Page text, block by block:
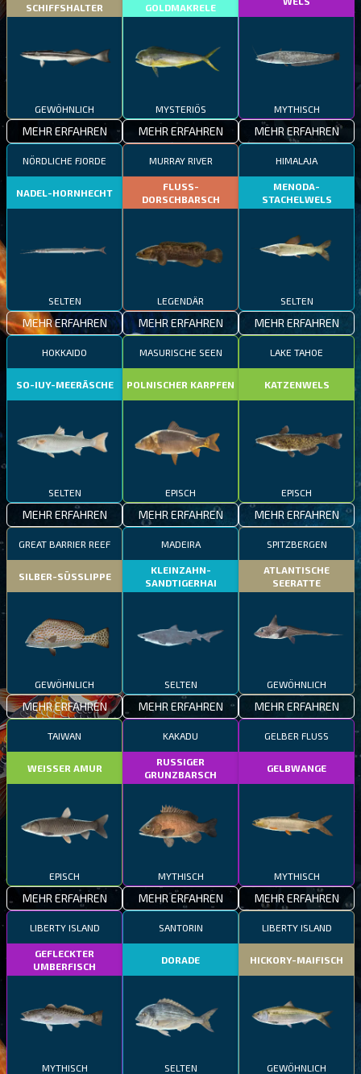
SCHIFFSHALTER
GEWÖHNLICH
MEHR ERFAHREN
GOLDMAKRELE
MYSTERIÖS
MEHR ERFAHREN
MYTHISCH
MEHR ERFAHREN
NÖRDLICHE FJORDE
NADEL-HORNHECHT
SELTEN
MEHR ERFAHREN
MURRAY RIVER
FLUSS-
DORSCHBARSCH
LEGENDÄR
MEHR ERFAHREN
HIMALAJA
MENODA-
STACHELWELS
SELTEN
MEHR ERFAHREN
HOKKAIDO
SO-IUY-MEERÄSCHE
SELTEN
MEHR ERFAHREN
MASURISCHE SEEN
POLNISCHER KARPFEN
EPISCH
MEHR ERFAHREN
LAKE TAHOE
KATZENWELS
EPISCH
MEHR ERFAHREN
GREAT BARRIER REEF
SILBER-SÜSSLIPPE
GEWÖHNLICH
MEHR ERFAHREN
MADEIRA
KLEINZAHN-
SANDTIGERHAI
SELTEN
MEHR ERFAHREN
SPITZBERGEN
ATLANTISCHE
SEERATTE
GEWÖHNLICH
MEHR ERFAHREN
TAIWAN
WEISSER AMUR
EPISCH
MEHR ERFAHREN
KAKADU
RUSSIGER
GRUNZBARSCH
MYTHISCH
MEHR ERFAHREN
GELBER FLUSS
GELBWANGE
MYTHISCH
MEHR ERFAHREN
LIBERTY ISLAND
GEFLECKTER
UMBERFISCH
MYTHISCH
SANTORIN
DORADE
SELTEN
LIBERTY ISLAND
HICKORY-MAIFISCH
GEWÖHNLICH